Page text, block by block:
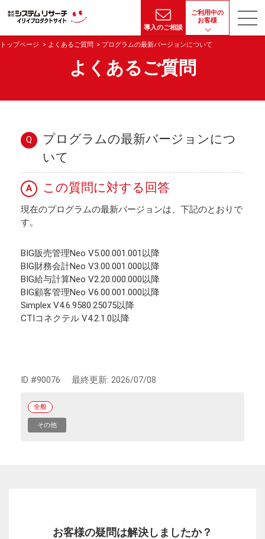
導入のご相談
ご利用中の
お客様
トップページ よくあるご質問 プログラムの最新バージョンについて
よくあるご質問
Q
プログラムの最新バージョンにつ
いて
A この質問に対する回答
現在のプログラムの最新バージョンは、下記のとおりで
す。
BIG販売管理Neo V5.00.001.001以降
BIG財務会計Neo V3.00.001.000以降
BIG給与計算Neo V2.20.000.000以降
BIG顧客管理Neo V6.00.001.000以降
Simplex V4.6.9580.25075以降
CTIコネクテル V4.2.1.0以降
ID #90076 最終更新: 2026/07/08
全般
その他
お客様の疑問は解決しましたか？